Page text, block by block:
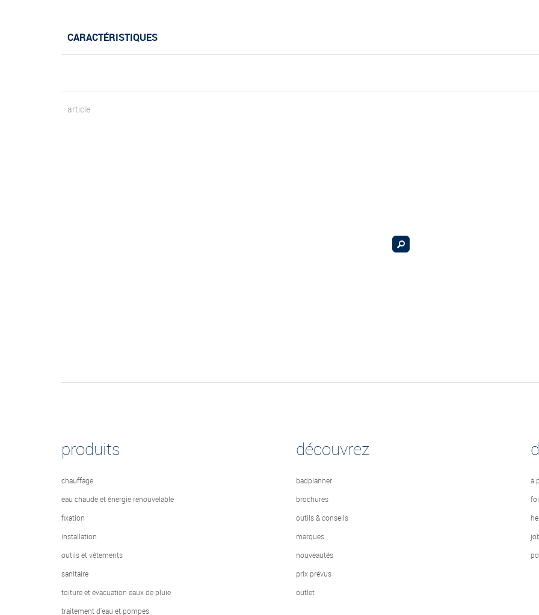
CARACTÉRISTIQUES
article
produits
chauffage
eau chaude et énergie renouvelable
fixation
installation
outils et vêtements
sanitaire
toiture et évacuation eaux de pluie
traitement d'eau et pompes
découvrez
badplanner
brochures
outils & conseils
marques
nouveautés
prix prévus
outlet
à